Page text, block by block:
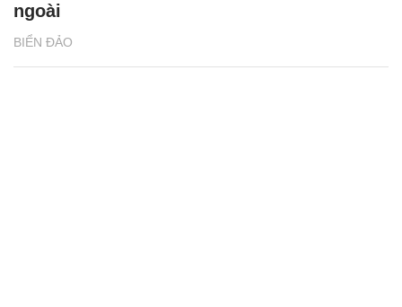
BIỂN ĐẢO
ngoài